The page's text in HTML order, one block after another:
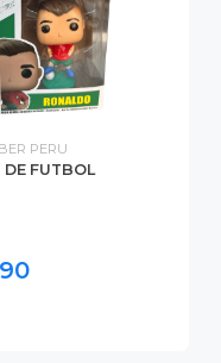
PERU
DE FUTBOL